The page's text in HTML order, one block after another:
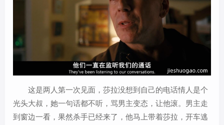
这是两人第一次见面，莎拉没想到自己的电话情人是个
光头大叔，她一句话都不听，骂男主变态，让他滚。男主走
到窗边一看，果然杀手已经来了，他马上带着莎拉，开车逃